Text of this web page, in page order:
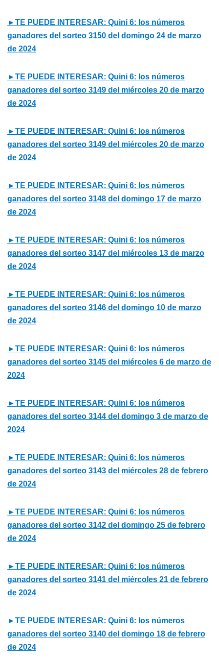
►TE PUEDE INTERESAR: Quini 6: los números
ganadores del sorteo 3150 del domingo 24 de marzo
de 2024
►TE PUEDE INTERESAR: Quini 6: los números
ganadores del sorteo 3149 del miércoles 20 de marzo
de 2024
►TE PUEDE INTERESAR: Quini 6: los números
ganadores del sorteo 3149 del miércoles 20 de marzo
de 2024
►TE PUEDE INTERESAR: Quini 6: los números
ganadores del sorteo 3148 del domingo 17 de marzo
de 2024
►TE PUEDE INTERESAR: Quini 6: los números
ganadores del sorteo 3147 del miércoles 13 de marzo
de 2024
►TE PUEDE INTERESAR: Quini 6: los números
ganadores del sorteo 3146 del domingo 10 de marzo
de 2024
►TE PUEDE INTERESAR: Quini 6: los números
ganadores del sorteo 3145 del miércoles 6 de marzo de
2024
►TE PUEDE INTERESAR: Quini 6: los números
ganadores del sorteo 3144 del domingo 3 de marzo de
2024
►TE PUEDE INTERESAR: Quini 6: los números
ganadores del sorteo 3143 del miércoles 28 de febrero
de 2024
►TE PUEDE INTERESAR: Quini 6: los números
ganadores del sorteo 3142 del domingo 25 de febrero
de 2024
►TE PUEDE INTERESAR: Quini 6: los números
ganadores del sorteo 3141 del miércoles 21 de febrero
de 2024
►TE PUEDE INTERESAR: Quini 6: los números
ganadores del sorteo 3140 del domingo 18 de febrero
de 2024